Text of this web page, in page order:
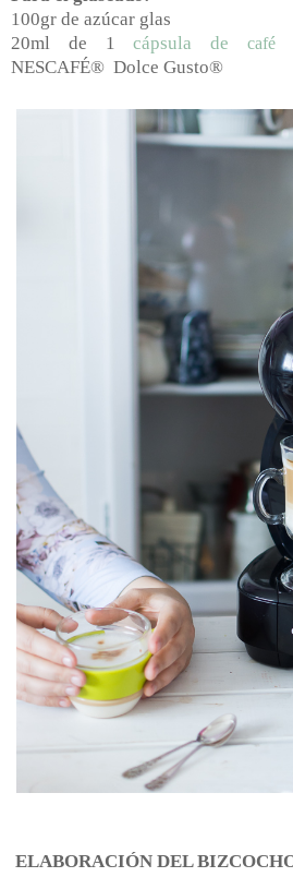
100gr de azúcar glas
20ml de 1cápsula de café
NESCAFÉ® Dolce Gusto®
ELABORACIÓN DEL